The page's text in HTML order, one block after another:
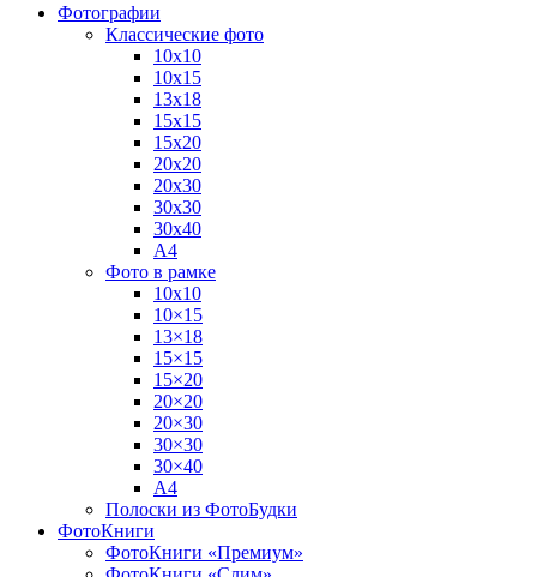
Фотографии
Классические фото
10х10
10х15
13х18
15х15
15х20
20х20
20х30
30х30
30х40
А4
Фото в рамке
10х10
10×15
13×18
15×15
15×20
20×20
20×30
30×30
30×40
A4
Полоски из ФотоБудки
ФотоКниги
ФотоКниги «Премиум»